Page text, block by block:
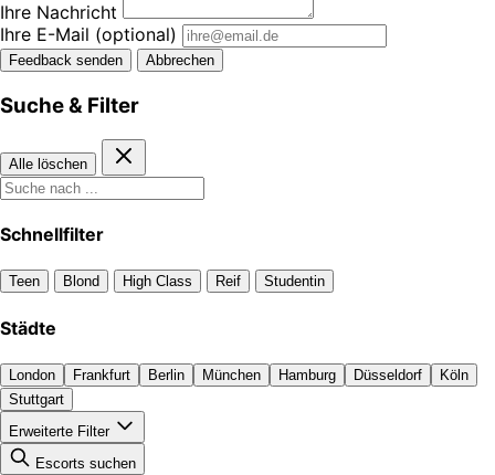
Ihre Nachricht
Ihre E-Mail (optional)
Feedback senden Abbrechen
Suche & Filter
Alle löschen
Schnellfilter
Teen Blond High Class Reif Studentin
Städte
London Frankfurt Berlin München Hamburg Düsseldorf
Köln
Stuttgart
Erweiterte Filter
Escorts suchen